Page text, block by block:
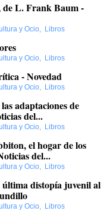
de L. Frank Baum -
y Ocio, Libros
y Ocio, Libros
- Novedad
y Ocio, Libros
adaptaciones de
del...
y Ocio, Libros
el hogar de los
del...
y Ocio, Libros
distopía juvenil al
y Ocio, Libros